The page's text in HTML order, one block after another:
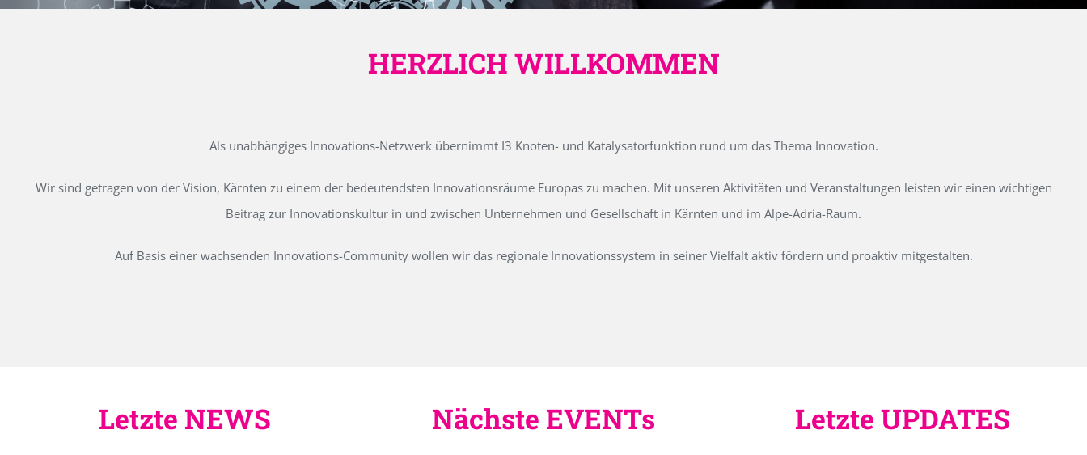
HERZLICH WILLKOMMEN
Als unabhängiges Innovations-Netzwerk übernimmt I3 Knoten- und Katalysatorfunktion rund um das Thema Innovation.
Wir sind getragen von der Vision, Kärnten zu einem der bedeutendsten Innovationsräume Europas zu machen. Mit unseren Aktivitäten und Veranstaltungen leisten wir einen wichtigen
Beitrag zur Innovationskultur in und zwischen Unternehmen und Gesellschaft in Kärnten und im Alpe-Adria-Raum.
Auf Basis einer wachsenden Innovations-Community wollen wir das regionale Innovationssystem in seiner Vielfalt aktiv fördern und proaktiv mitgestalten.
Letzte NEWS Nächste EVENTs Letzte UPDATES